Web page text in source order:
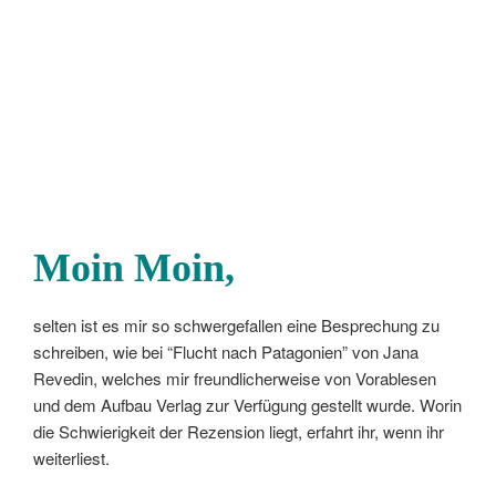
Moin Moin,
selten ist es mir so schwergefallen eine Besprechung zu
schreiben, wie bei “Flucht nach Patagonien” von Jana
Revedin, welches mir freundlicherweise von Vorablesen
und dem Aufbau Verlag zur Verfügung gestellt wurde. Worin
die Schwierigkeit der Rezension liegt, erfahrt ihr, wenn ihr
weiterliest.